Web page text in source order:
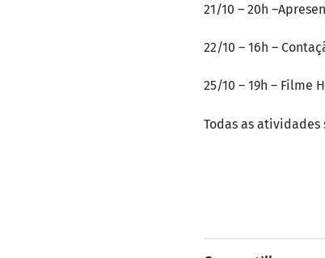
21/10 – 20h
22/10 – 16h –
25/10 – 19h – Filme
Todas as atividades